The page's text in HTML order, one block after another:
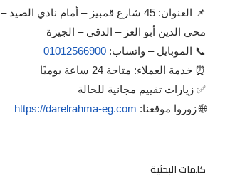
📌 العنوان: 45 شارع قمبيز – أمام نادي الصيد –
محي الدين أبو العز – الدقي – الجيزة
📞 الموبايل – واتساب: 01012566900
⏰ خدمة العملاء: متاحة 24 ساعة يوميًا
✅ زيارات تقييم مجانية للحالة
🌐 زوروا موقعنا: https://darelrahma-eg.com
كلمات البحثية